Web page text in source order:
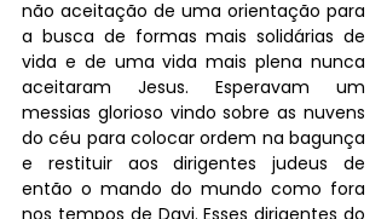
não aceitação de uma orientação para
a busca de formas mais solidárias de
vida e de uma vida mais plena nunca
aceitaram Jesus. Esperavam um
messias glorioso vindo sobre as nuvens
do céu para colocar ordem na bagunça
e restituir aos dirigentes judeus de
então o mando do mundo como fora